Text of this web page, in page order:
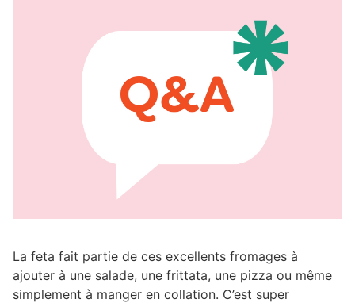
La feta fait partie de ces excellents fromages à
ajouter à une salade, une frittata, une pizza ou même
simplement à manger en collation. C’est super